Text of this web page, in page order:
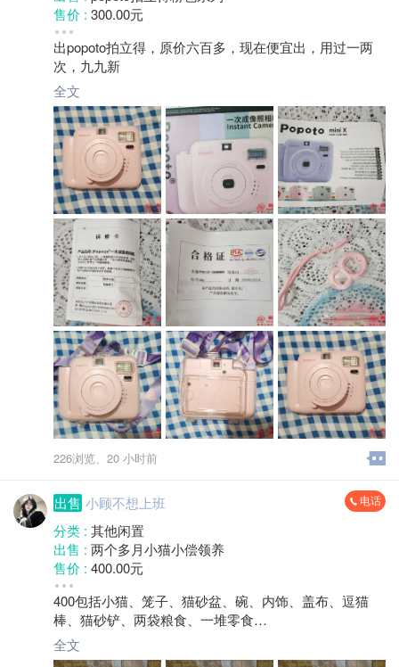
售价 : 300.00元
成色 :
地区 :柘荣县 双城镇
出popoto拍立得，原价六百多，现在便宜出，用过一两
次，九九新
全文
226浏览、 20 小时前
出售 小顾不想上班 电话
分类 : 其他闲置
出售 : 两个多月小猫小偿领养
售价 : 400.00元
成色 :
地区 :柘荣县 双城镇
400包括小猫、笼子、猫砂盆、碗、内饰、盖布、逗猫
棒、猫砂铲、两袋粮食、一堆零食
两个多月小母猫，银渐层，可爱亲人，会自己猫砂，已
驱虫还未打疫苗
全文